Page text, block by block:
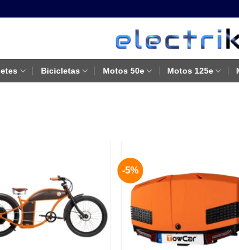
Bicicletas Motos 50e Motos 125e
-5%